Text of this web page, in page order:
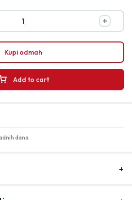
Add to cart
Kupi odmah
dana